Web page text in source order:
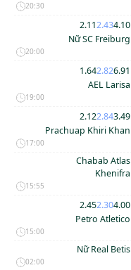
20:30
2.112.434.10
Nữ SC Freiburg
20:00
1.642.826.91
AEL Larisa
19:00
2.122.843.49
Prachuap Khiri Khan
17:00
Chabab Atlas
Khenifra
15:55
2.452.304.00
Petro Atletico
15:00
Nữ Real Betis
02:00